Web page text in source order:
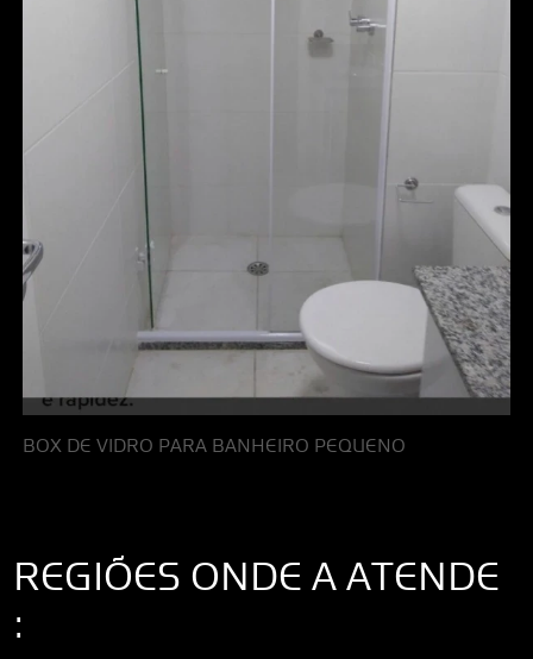
BOX DE VIDRO PARA BANHEIRO PEQUENO
REGIÕES ONDE A ATENDE
: